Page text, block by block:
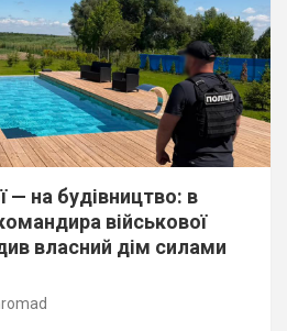
— на будівництво: в
військової
власний дім силами